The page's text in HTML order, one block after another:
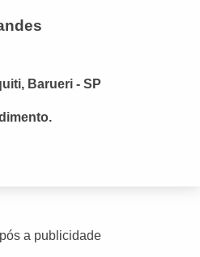
Barueri - SP
a publicidade